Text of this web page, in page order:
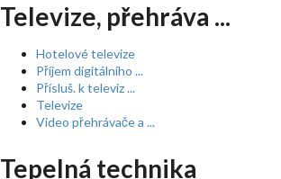
Televize, přehráva ...
Hotelové televize
Příjem digitálního ...
Přísluš. k televiz ...
Televize
Video přehrávače a ...
Tepelná technika